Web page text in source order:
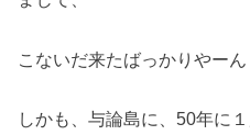
こないだ来たばっかりやーん
しかも、与論島に、50年に